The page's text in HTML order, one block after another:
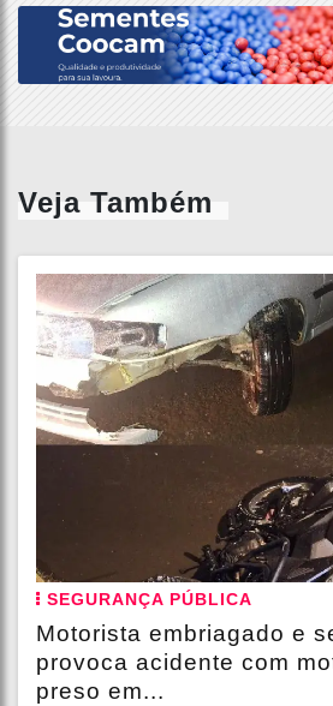
Veja Também
SEGURANÇA PÚBLICA
Motorista embriagado e
provoca acidente com
preso em...